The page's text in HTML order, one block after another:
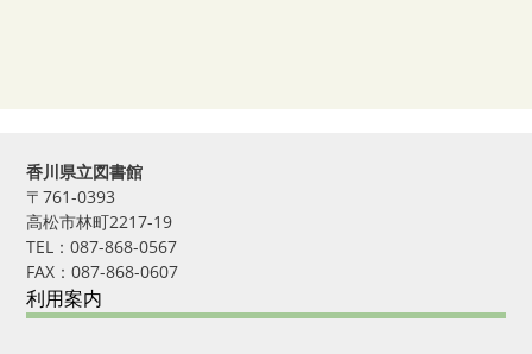
香川県立図書館
〒761-0393
高松市林町2217-19
TEL：087-868-0567
FAX：087-868-0607
利用案内